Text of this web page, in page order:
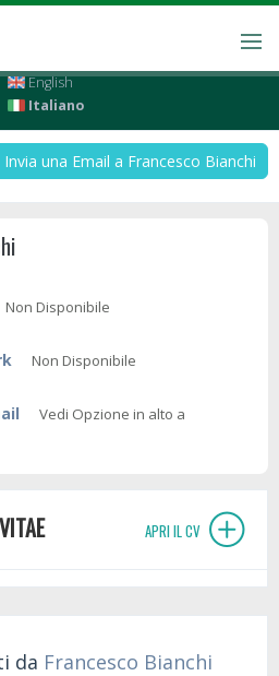
English
Italiano
Invia una Email a Francesco Bianchi
Non Disponibile
Non Disponibile
Vedi Opzione in alto a
APRI IL CV
da Francesco Bianchi